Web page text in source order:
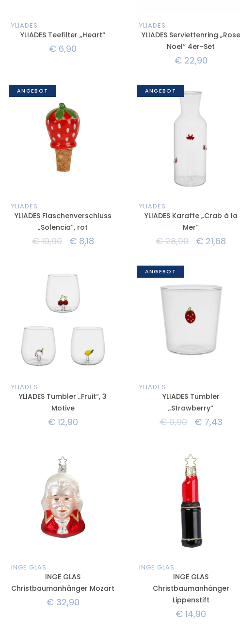
YLIADES
YLIADES Teefilter „Heart“
€ 6,90
YLIADES
YLIADES Serviettenring „Rose
Noel“ 4er-Set
€22,90
ANGEBOT
YLIADES
YLIADES Flaschenverschluss
„Solencia“, rot
€ 10,90 €8,18
ANGEBOT
YLIADES
YLIADES Karaffe „Crab à la
Mer“
€ 28,90 € 21,68
YLIADES
YLIADES Tumbler „Fruit“, 3
Motive
€12,90
ANGEBOT
YLIADES
YLIADES Tumbler
„Strawberry“
€ 9,90 €7,43
INGE GLAS
INGE GLAS
Christbaumanhänger Mozart
€32,90
INGE GLAS
INGE GLAS
Christbaumanhänger
Lippenstift
€ 14,90